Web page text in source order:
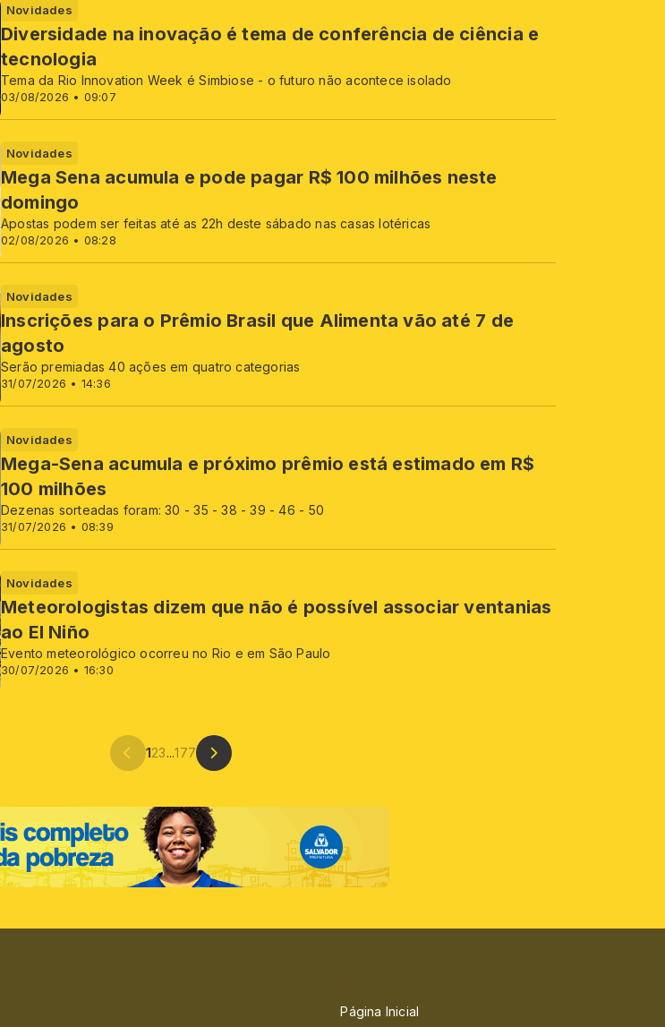
Novidades
03/08/2026 • 09:07
Diversidade na inovação é tema de conferência de ciência e
tecnologia
Tema da Rio Innovation Week é Simbiose - o futuro não acontece isolado
Novidades
02/08/2026 • 08:28
Mega Sena acumula e pode pagar R$ 100 milhões neste
domingo
Apostas podem ser feitas até as 22h deste sábado nas casas lotéricas
Novidades
31/07/2026 • 14:36
Inscrições para o Prêmio Brasil que Alimenta vão até 7 de
agosto
Serão premiadas 40 ações em quatro categorias
Novidades
31/07/2026 • 08:39
Mega-Sena acumula e próximo prêmio está estimado em R$
100 milhões
Dezenas sorteadas foram: 30 - 35 - 38 - 39 - 46 - 50
Novidades
30/07/2026 • 16:30
Meteorologistas dizem que não é possível associar ventanias
ao El Niño
Evento meteorológico ocorreu no Rio e em São Paulo
123...177
Página Inicial